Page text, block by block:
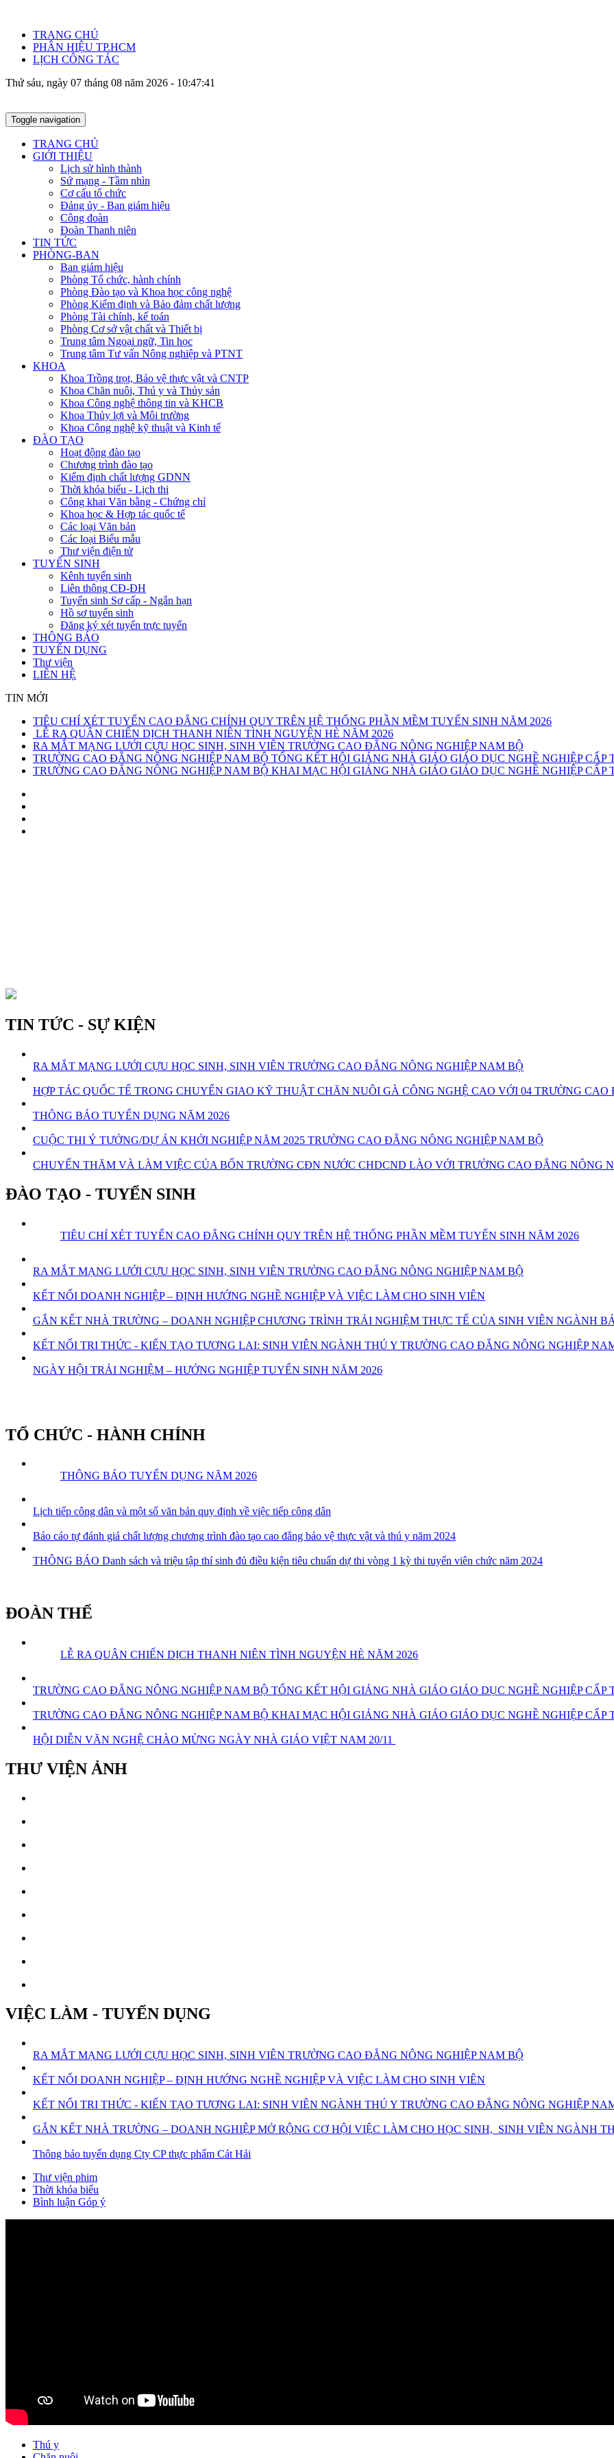
TRANG CHỦ
PHÂN HIỆU TP.HCM
LỊCH CÔNG TÁC
Thứ sáu, ngày 07 tháng 08 năm 2026 - 10:47:42
Toggle navigation
TRANG CHỦ
GIỚI THIỆU
Lịch sử hình thành
Sứ mạng - Tầm nhìn
Cơ cấu tổ chức
Đảng ủy - Ban giám hiệu
Công đoàn
Đoàn Thanh niên
TIN TỨC
PHÒNG-BAN
Ban giám hiệu
Phòng Tổ chức, hành chính
Phòng Đào tạo và Khoa học công nghệ
Phòng Kiểm định và Bảo đảm chất lượng
Phòng Tài chính, kế toán
Phòng Cơ sở vật chất và Thiết bị
Trung tâm Ngoại ngữ, Tin học
Trung tâm Tư vấn Nông nghiệp và PTNT
KHOA
Khoa Trồng trọt, Bảo vệ thực vật và CNTP
Khoa Chăn nuôi, Thú y và Thủy sản
Khoa Công nghệ thông tin và KHCB
Khoa Thủy lợi và Môi trường
Khoa Công nghệ kỹ thuật và Kinh tế
ĐÀO TẠO
Hoạt động đào tạo
Chương trình đào tạo
Kiểm định chất lượng GDNN
Thời khóa biểu - Lịch thi
Công khai Văn bằng - Chứng chỉ
Khoa học & Hợp tác quốc tế
Các loại Văn bản
Các loại Biểu mẫu
Thư viện điện tử
TUYỂN SINH
Kênh tuyển sinh
Liên thông CĐ-ĐH
Tuyển sinh Sơ cấp - Ngắn hạn
Hồ sơ tuyển sinh
Đăng ký xét tuyển trực tuyến
THÔNG BÁO
TUYỂN DỤNG
Thư viện
LIÊN HỆ
TIN MỚI
TIÊU CHÍ XÉT TUYỂN CAO ĐẲNG CHÍNH QUY TRÊN HỆ THỐNG PHẦN MỀM TUYỂN SINH NĂM 2026
LỄ RA QUÂN CHIẾN DỊCH THANH NIÊN TÌNH NGUYỆN HÈ NĂM 2026
RA MẮT MẠNG LƯỚI CỰU HỌC SINH, SINH VIÊN TRƯỜNG CAO ĐẲNG NÔNG NGHIỆP NAM BỘ
TRƯỜNG CAO ĐẲNG NÔNG NGHIỆP NAM BỘ TỔNG KẾT HỘI GIẢNG NHÀ GIÁO GIÁO DỤC NGHỀ NGHIỆP CẤP
TRƯỜNG CAO ĐẲNG NÔNG NGHIỆP NAM BỘ KHAI MẠC HỘI GIẢNG NHÀ GIÁO GIÁO DỤC NGHỀ NGHIỆP CẤP
TIN TỨC - SỰ KIỆN
RA MẮT MẠNG LƯỚI CỰU HỌC SINH, SINH VIÊN TRƯỜNG CAO ĐẲNG NÔNG NGHIỆP NAM BỘ
HỢP TÁC QUỐC TẾ TRONG CHUYỂN GIAO KỸ THUẬT CHĂN NUÔI GÀ CÔNG NGHỆ CAO VỚI 04 TRƯỜNG
THÔNG BÁO TUYỂN DỤNG NĂM 2026
CUỘC THI Ý TƯỞNG/DỰ ÁN KHỞI NGHIỆP NĂM 2025 TRƯỜNG CAO ĐẲNG NÔNG NGHIỆP NAM BỘ
CHUYẾN THĂM VÀ LÀM VIỆC CỦA BỐN TRƯỜNG CĐN NƯỚC CHDCND LÀO VỚI TRƯỜNG CAO ĐẲNG NÔNG
ĐÀO TẠO - TUYỂN SINH
TIÊU CHÍ XÉT TUYỂN CAO ĐẲNG CHÍNH QUY TRÊN HỆ THỐNG PHẦN MỀM TUYỂN SINH NĂM 2026
RA MẮT MẠNG LƯỚI CỰU HỌC SINH, SINH VIÊN TRƯỜNG CAO ĐẲNG NÔNG NGHIỆP NAM BỘ
KẾT NỐI DOANH NGHIỆP – ĐỊNH HƯỚNG NGHỀ NGHIỆP VÀ VIỆC LÀM CHO SINH VIÊN
GẮN KẾT NHÀ TRƯỜNG – DOANH NGHIỆP CHƯƠNG TRÌNH TRẢI NGHIỆM THỰC TẾ CỦA SINH VIÊN NGÀNH
KẾT NỐI TRI THỨC - KIẾN TẠO TƯƠNG LAI: SINH VIÊN NGÀNH THÚ Y TRƯỜNG CAO ĐẲNG NÔNG NGHIỆP
NGÀY HỘI TRẢI NGHIỆM – HƯỚNG NGHIỆP TUYỂN SINH NĂM 2026
TỔ CHỨC - HÀNH CHÍNH
THÔNG BÁO TUYỂN DỤNG NĂM 2026
Lịch tiếp công dân và một số văn bản quy định về việc tiếp công dân
Báo cáo tự đánh giá chất lượng chương trình đào tạo cao đẳng bảo vệ thực vật và thú y năm 2024
THÔNG BÁO Danh sách và triệu tập thí sinh đủ điều kiện tiêu chuẩn dự thi vòng 1 kỳ thi tuyển viên chức năm 2024
ĐOÀN THỂ
LỄ RA QUÂN CHIẾN DỊCH THANH NIÊN TÌNH NGUYỆN HÈ NĂM 2026
TRƯỜNG CAO ĐẲNG NÔNG NGHIỆP NAM BỘ TỔNG KẾT HỘI GIẢNG NHÀ GIÁO GIÁO DỤC NGHỀ NGHIỆP CẤP
TRƯỜNG CAO ĐẲNG NÔNG NGHIỆP NAM BỘ KHAI MẠC HỘI GIẢNG NHÀ GIÁO GIÁO DỤC NGHỀ NGHIỆP CẤP
HỘI DIỄN VĂN NGHỆ CHÀO MỪNG NGÀY NHÀ GIÁO VIỆT NAM 20/11
THƯ VIỆN ẢNH
VIỆC LÀM - TUYỂN DỤNG
RA MẮT MẠNG LƯỚI CỰU HỌC SINH, SINH VIÊN TRƯỜNG CAO ĐẲNG NÔNG NGHIỆP NAM BỘ
KẾT NỐI DOANH NGHIỆP – ĐỊNH HƯỚNG NGHỀ NGHIỆP VÀ VIỆC LÀM CHO SINH VIÊN
KẾT NỐI TRI THỨC - KIẾN TẠO TƯƠNG LAI: SINH VIÊN NGÀNH THÚ Y TRƯỜNG CAO ĐẲNG NÔNG NGHIỆP
GẮN KẾT NHÀ TRƯỜNG – DOANH NGHIỆP MỞ RỘNG CƠ HỘI VIỆC LÀM CHO HỌC SINH, SINH VIÊN NGÀNH
Thông báo tuyển dụng Cty CP thực phẩm Cát Hải
Thư viện phim
Thời khóa biểu
Bình luận Góp ý
Thú y